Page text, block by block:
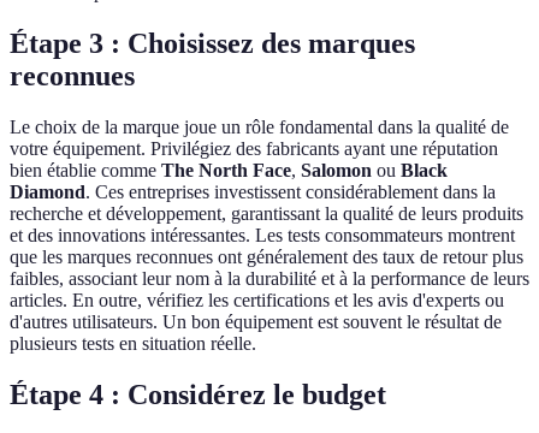
Étape 3 : Choisissez des marques
reconnues
Le choix de la marque joue un rôle fondamental dans la qualité de
votre équipement. Privilégiez des fabricants ayant une réputation
bien établie comme The North Face, Salomon ou Black
Diamond. Ces entreprises investissent considérablement dans la
recherche et développement, garantissant la qualité de leurs produits
et des innovations intéressantes. Les tests consommateurs montrent
que les marques reconnues ont généralement des taux de retour plus
faibles, associant leur nom à la durabilité et à la performance de leurs
articles. En outre, vérifiez les certifications et les avis d'experts ou
d'autres utilisateurs. Un bon équipement est souvent le résultat de
plusieurs tests en situation réelle.
Étape 4 : Considérez le budget